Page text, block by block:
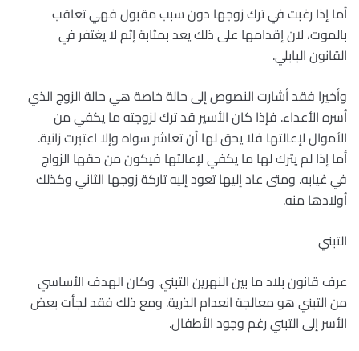
أما إذا رغبت في ترك زوجها دون سبب مقبول فهي تعاقب
بالموت، لان إقدامها على ذلك يعد بمثابة إثم لا يغتفر في
القانون البابلي.
وأخيرا فقد أشارت النصوص إلى حالة خاصة هي حالة الزوج الذي
أسره الأعداء. فإذا كان الأسير قد ترك لزوجته ما يكفي من
الأموال لإعالتها فلا يحق لها أن تعاشر سواه وإلا اعتبرت زانية.
أما إذا لم يترك لها ما يكفي لإعالتها فيكون من حقها الزواج
في غيابه. ومتى عاد إليها تعود إليه تاركة زوجها الثاني وكذلك
أولادها منه.
التبني
عرف قانون بلاد ما بين النهرين التبني. وكان الهدف الأساسي
من التبني هو معالجة انعدام الذرية. ومع ذلك فقد لجأت بعض
الأسر إلى التبني رغم وجود الأطفال.